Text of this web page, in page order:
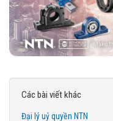
Các bài viết khác
Đại lý uỷ quyền NTN